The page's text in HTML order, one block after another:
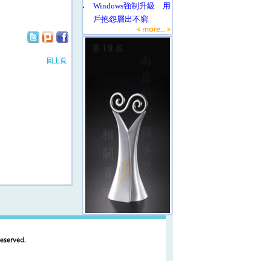
回上頁
‧
Windows強制升級 用
戶抱怨層出不窮